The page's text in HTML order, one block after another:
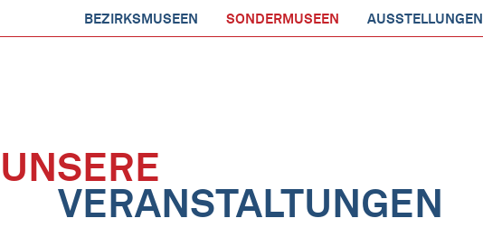
BEZIRKSMUSEEN SONDERMUSEEN AUSSTELLUNGEN
UNSERE
VERANSTALTUNGEN